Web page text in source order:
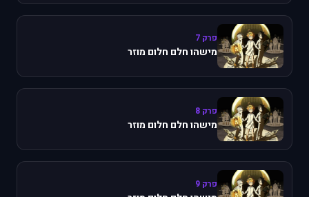
פרק 7
מישהו חלם חלום מוזר
פרק 8
מישהו חלם חלום מוזר
פרק 9